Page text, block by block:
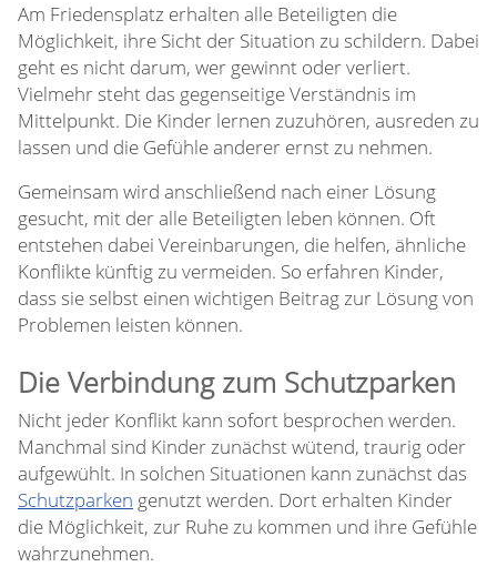
Am Friedensplatz erhalten alle Beteiligten die
Möglichkeit, ihre Sicht der Situation zu schildern. Dabei
geht es nicht darum, wer gewinnt oder verliert.
Vielmehr steht das gegenseitige Verständnis im
Mittelpunkt. Die Kinder lernen zuzuhören, ausreden zu
lassen und die Gefühle anderer ernst zu nehmen.
Gemeinsam wird anschließend nach einer Lösung
gesucht, mit der alle Beteiligten leben können. Oft
entstehen dabei Vereinbarungen, die helfen, ähnliche
Konflikte künftig zu vermeiden. So erfahren Kinder,
dass sie selbst einen wichtigen Beitrag zur Lösung von
Problemen leisten können.
Die Verbindung zum Schutzparken
Nicht jeder Konflikt kann sofort besprochen werden.
Manchmal sind Kinder zunächst wütend, traurig oder
aufgewühlt. In solchen Situationen kann zunächst das
Schutzparken genutzt werden. Dort erhalten Kinder
die Möglichkeit, zur Ruhe zu kommen und ihre Gefühle
wahrzunehmen.